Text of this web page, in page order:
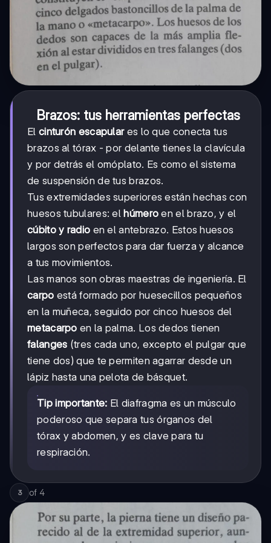
Brazos: tus herramientas perfectas
El cinturón escapulares lo que conecta tus
brazos al tórax - por delante tienes la clavícula
y por detrás el omóplato. Es como el sistema
de suspensión de tus brazos.
Tus extremidades superiores están hechas con
huesos tubulares: el húmero en el brazo, y el
cúbito y radio en el antebrazo. Estos huesos
largos son perfectos para dar fuerza y alcance
a tus movimientos.
Las manos son obras maestras de ingeniería. El
carpo está formado por huesecillos pequeños
en la muñeca, seguido por cinco huesos del
metacarpo en la palma. Los dedos tienen
falanges (tres cada uno, excepto el pulgar que
tiene dos) que te permiten agarrar desde un
lápiz hasta una pelota de básquet.
Tip importante: El diafragma es un músculo
poderoso que separa tus órganos del
tórax y abdomen, y es clave para tu
respiración.
3 of 4